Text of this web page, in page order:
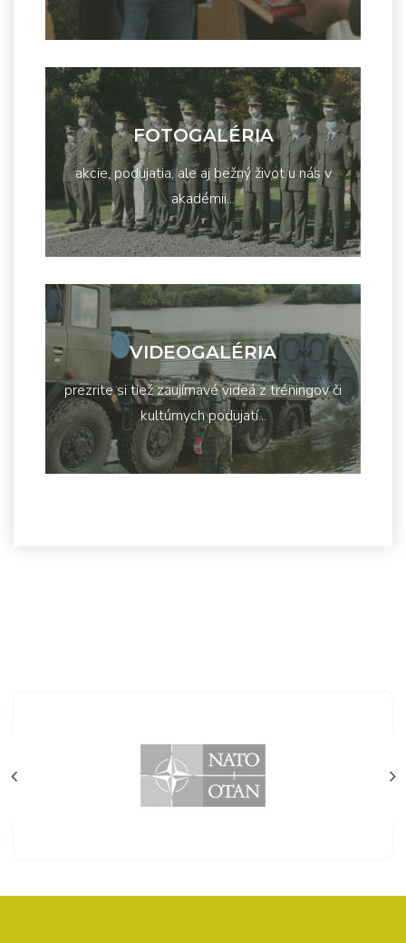
FOTOGALÉRIA
akcie, podujatia, ale aj bežný život u nás v
akadémii...
VIDEOGALÉRIA
prezrite si tiež zaujímavé videá z tréningov či
kultúrnych podujatí...